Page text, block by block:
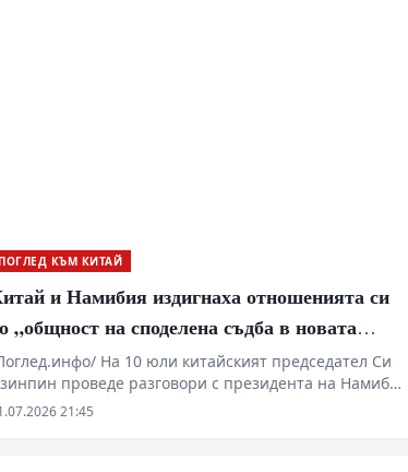
ПОГЛЕД КЪМ КИТАЙ
и Намибия издигнаха отношенията си
„общност на споделена съдба в новата
На 10 юли китайският председател Си
проведе разговори с президента на Намибия
Нанди-Ндайтуа, която е на държавно
21:45